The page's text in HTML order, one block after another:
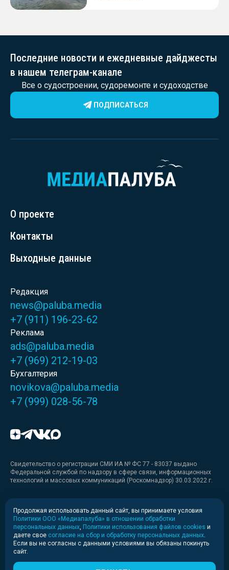
Последние новости и ежедневные дайджесты
в нашем телеграм-канале
Все о судостроении, судоремонте и судоходстве
ПОДПИСАТЬСЯ
О проекте
Контакты
Выходные данные
Редакция
news@paluba.media
+7 (911) 196-23-62
Реклама
ads@paluba.media
+7 (969) 212-19-03
Бухгалтерия
novikova@paluba.media
+7 (999) 028-56-78
Свидетельство о регистрации СМИ ИА № ФС 77 - 83037 выдано
Федеральной службой по надзору в сфере связи, информационных
технологий и массовых коммуникаций (Роскомнадзор) 30.03.2022 г.
Медиакит
Медиакит для печати
Политика конфиденциальности
© 2020-2026 Информационное агентство «Медиапалуба»
Продолжая использовать данный сайт, вы принимаете условия
Политики ООО «Медиапалуба» в отношении обработки
персональных данных Политики использования файлов cookies и
даете свое согласие на сбор и обработку персональных данных
Если вы не согласны с данными условиями вы обязаны покинуть
сайт.